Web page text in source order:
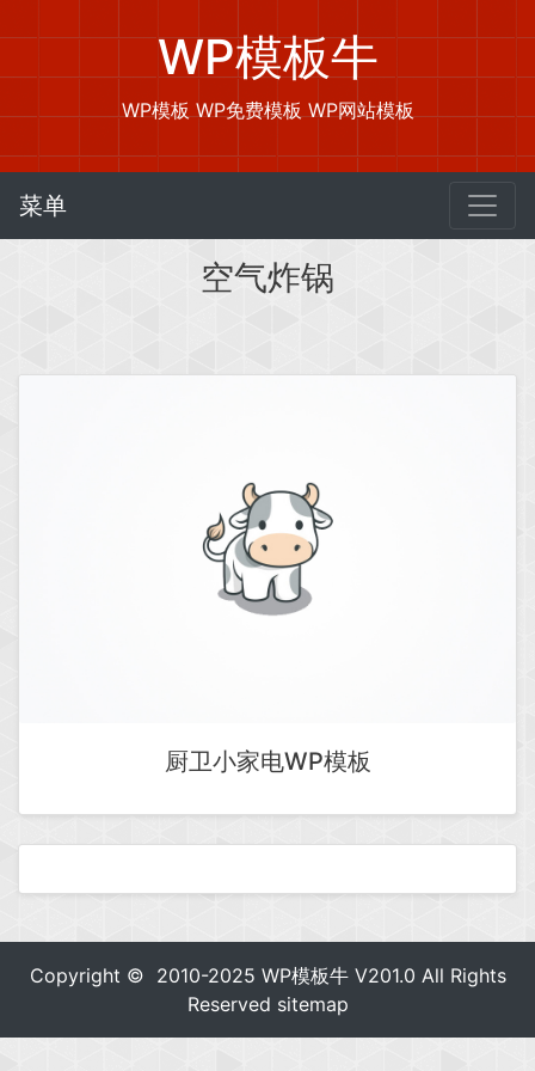
WP模板牛
WP模板 WP免费模板 WP网站模板
菜单
空气炸锅
厨卫小家电WP模板
Copyright © 2010-2025 WP模板牛V201.0 All Rights
Reserved sitemap